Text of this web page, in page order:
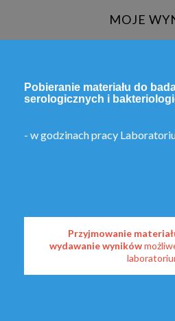
MOJE
Pobieranie materiału do
serologicznych i
- w godzinach pracy
Przyjmowanie
wydawanie wyników